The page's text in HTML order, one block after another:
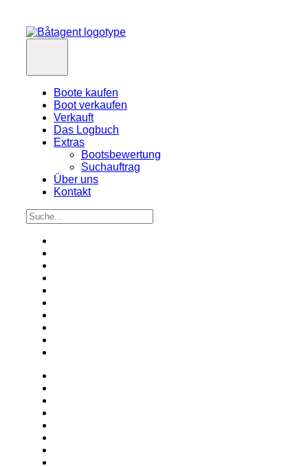
Boote kaufen
Boot verkaufen
Verkauft
Das Logbuch
Extras
Bootsbewertung
Suchauftrag
Über uns
Kontakt